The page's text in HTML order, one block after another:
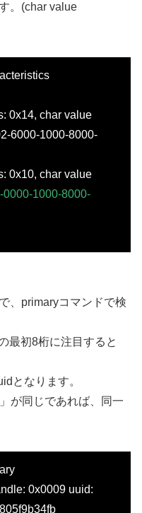
。(char value
0x14, char value
6000-1000-8000-
0x10, char value
0000-1000-8000-
、primaryコマンドで検
最初8桁に注目すると
となります。
が同じであれば、同一
0x0009 uuid: